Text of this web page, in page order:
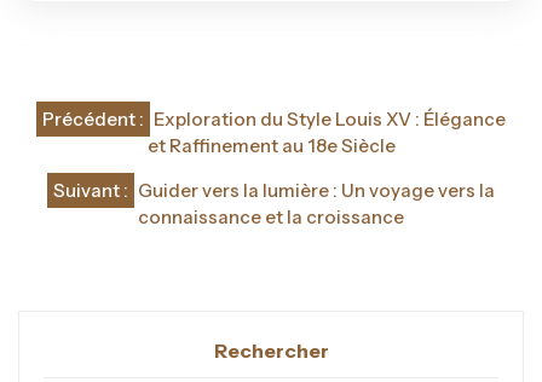
Navigation
l’article
Précédent : Exploration du Style Louis XV : Élégance
et Raffinement au 18e Siècle
Suivant : Guider vers la lumière : Un voyage vers la
connaissance et la croissance
Rechercher